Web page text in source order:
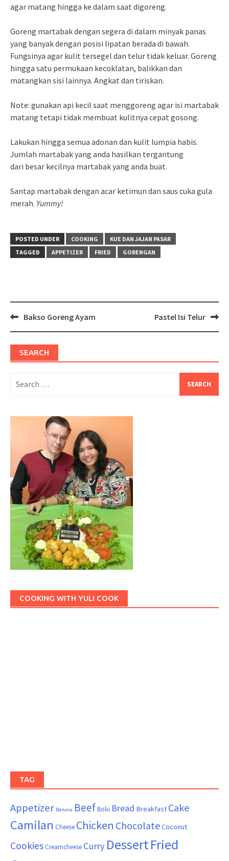
agar matang hingga ke dalam saat digoreng.
Goreng martabak dengan segera di dalam minyak panas
yang banyak dengan posisi lipatan berada di bawah.
Fungsinya agar kulit tersegel dan telur tidak keluar. Goreng
hingga satu permukaan kecoklatan, balikkan dan
matangkan sisi lainnya. Angkat dan tiriskan.
Note: gunakan api kecil saat menggoreng agar isi martabak
matang tetapi tidak membuat kulitnya cepat gosong.
Lakukan hingga semua adonan dan kulit lumpia habis.
Jumlah martabak yang anda hasilkan tergantung
dari besar kecilnya martabak yang anda buat.
Santap martabak dengan acar ketimun dan saus cuka gula
merah. Yummy!
POSTED UNDER COOKING
KUE DAN JAJAN PASAR
TAGGED
APPETIZER FRIED GORENGAN
Post
navigation
Bakso Goreng Ayam Pastel Isi Telur
SEARCH
for:
COOKING WITH YULI COOK
TAG
Appetizer Banana BeefBolu Bread Breakfast Cake
Camilan Cheese Chicken ChocolateCoconut
Cookies Creamcheese Curry DessertFried